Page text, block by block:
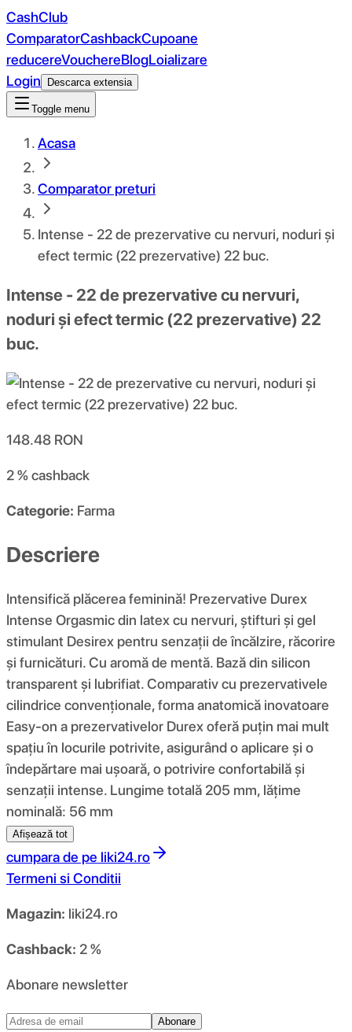
CashClub
ComparatorCashbackCupoane
reducereVouchereBlogLoializare
Login
Descarca extensia
Toggle menu
Acasa
Comparator preturi
Intense - 22 de prezervative cu nervuri, noduri și
efect termic (22 prezervative) 22 buc.
Intense - 22 de prezervative cu nervuri,
noduri și efect termic (22 prezervative) 22
buc.
148.48 RON
2 %cashback
Categorie: Farma
Descriere
Intensifică plăcerea feminină! Prezervative Durex
Intense Orgasmic din latex cu nervuri, știfturi și gel
stimulant Desirex pentru senzații de încălzire, răcorire
și furnicături. Cu aromă de mentă. Bază din silicon
transparent și lubrifiat. Comparativ cu prezervativele
cilindrice convenționale, forma anatomică inovatoare
Easy-on a prezervativelor Durex oferă puțin mai mult
spațiu în locurile potrivite, asigurând o aplicare și o
îndepărtare mai ușoară, o potrivire confortabilă și
senzații intense. Lungime totală 205 mm, lățime
nominală: 56 mm
Afișează tot
cumpara de pe liki24.ro
Termeni si Conditii
Magazin: liki24.ro
Cashback: 2 %
Abonare newsletter
Abonare